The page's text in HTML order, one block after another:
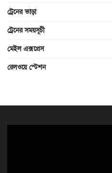
ট্রেনের ভাড়া
ট্রেনের সময়সূচী
মেইল এক্সপ্রেস
রেলওয়ে স্টেশন